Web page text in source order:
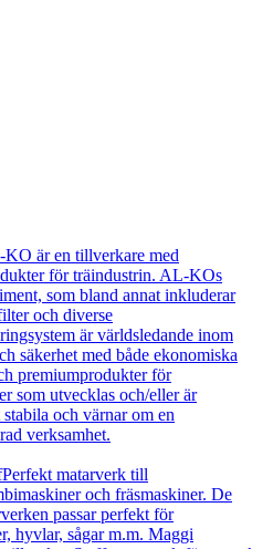
är en tillverkare med
för träindustrin. AL-KOs
som bland annat inkluderar
och diverse
är världsledande inom
säkerhet med både ekonomiska
premiumprodukter för
som utvecklas och/eller är
och värnar om en
verksamhet.
Perfekt matarverk till
och fräsmaskiner. De
passar perfekt för
hyvlar, sågar m.m. Maggi